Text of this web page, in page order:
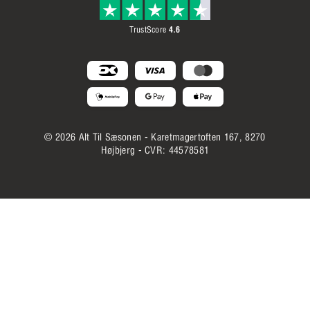
Opdater cookie samtykke
© 2026 Alt Til Sæsonen - Karetmagertoften 167, 8270
Højbjerg - CVR: 44578581
TrustScore 4.6